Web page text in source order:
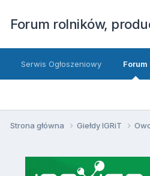
Forum rolników,
Serwis Ogłoszeniowy Forum
Strona główna Giełdy IGRiT